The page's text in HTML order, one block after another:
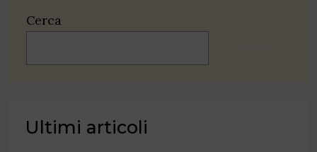
Cerca
Ultimi articoli